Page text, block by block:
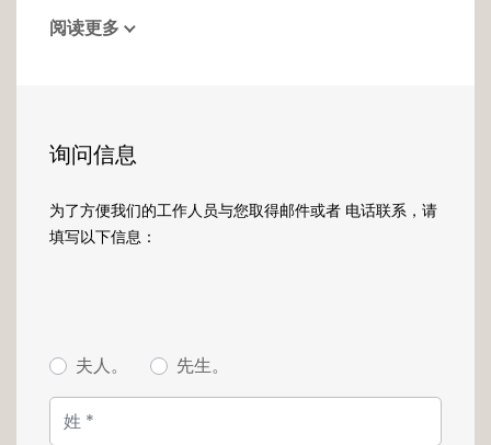
阅读更多
询问信息
为了方便我们的工作人员与您取得邮件或者 电话联系，请
填写以下信息：
夫人。 先生。